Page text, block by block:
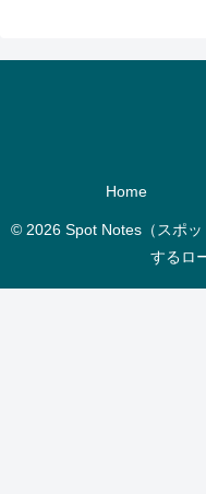
Home
© 2026 Spot Notes（スポ
するロ